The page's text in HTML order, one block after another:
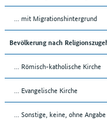
... mit Migrationshintergrund
Bevölkerung nach
... Römisch-katholische Kirche
... Evangelische Kirche
... Sonstige, keine, ohne Angabe